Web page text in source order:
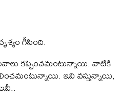
గీసింది.
కప్పించమంటున్నాయి. వాటికి
ఇవి వస్తున్నాయి,